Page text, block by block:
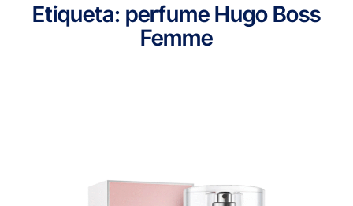
Etiqueta: perfume Hugo Boss
Femme